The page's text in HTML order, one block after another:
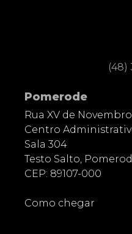
(48)
Pomerode
Rua XV de Novembro,
Centro
Sala 304
Testo Salto,
CEP: 89107-000
Como chegar